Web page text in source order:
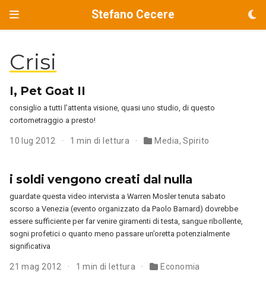
Stefano Cecere
Crisi
I, Pet Goat II
consiglio a tutti l’attenta visione, quasi uno studio, di questo
cortometraggio a presto!
10 lug 2012 1 min di lettura Media,Spirito
i soldi vengono creati dal nulla
guardate questa video intervista a Warren Mosler tenuta sabato
scorso a Venezia (evento organizzato da Paolo Barnard) dovrebbe
essere sufficiente per far venire giramenti di testa, sangue ribollente,
sogni profetici o quanto meno passare un’oretta potenzialmente
significativa
21 mag 2012 1 min di lettura Economia